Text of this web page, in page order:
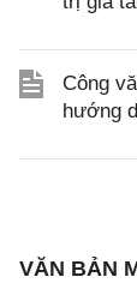
Công
hướng
VĂN BẢN